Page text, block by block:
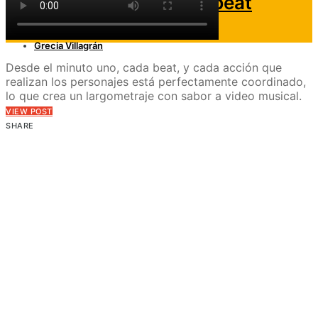
Grecia Villagrán
Desde el minuto uno, cada beat, y cada acción que
realizan los personajes está perfectamente coordinado,
lo que crea un largometraje con sabor a video musical.
VIEW POST
SHARE